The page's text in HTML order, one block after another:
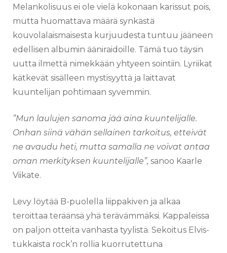
Melankolisuus ei ole vielä kokonaan karissut pois,
mutta huomattava määrä synkästä
kouvolalaismaisesta kurjuudesta tuntuu jääneen
edellisen albumin ääniraidoille. Tämä tuo täysin
uutta ilmettä nimekkään yhtyeen sointiin. Lyriikat
kätkevät sisälleen mystisyyttä ja laittavat
kuuntelijan pohtimaan syvemmin.
”Mun laulujen sanoma jää aina kuuntelijalle.
Onhan siinä vähän sellainen tarkoitus, etteivät
ne avaudu heti, mutta samalla ne voivat antaa
oman merkityksen kuuntelijalle”, sanoo Kaarle
Viikate.
Levy löytää B-puolella liippakiven ja alkaa
teroittaa teräänsä yhä terävämmäksi. Kappaleissa
on paljon otteita vanhasta tyylistä. Sekoitus Elvis-
tukkaista rock’n rollia kuorrutettuna